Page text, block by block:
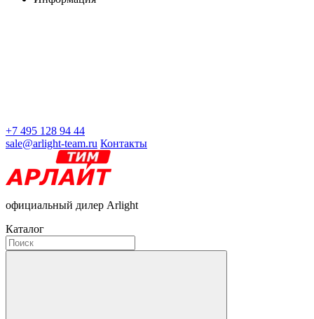
+7 495 128 94 44
sale@arlight-team.ru Контакты
официальный дилер Arlight
Каталог